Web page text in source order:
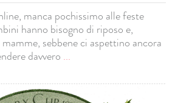
manca pochissimo alle feste
hanno bisogno di riposo e,
sebbene ci aspettino ancora
davvero ...